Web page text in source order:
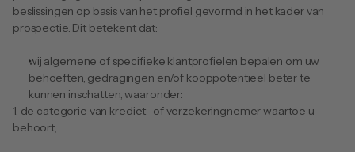
beslissingen op basis van het profiel gevormd in het kader van
prospectie. Dit betekent dat:
wij algemene of specifieke klantprofielen bepalen om uw
behoeften, gedragingen en/of kooppotentieel beter te
kunnen inschatten, waaronder:
1. de categorie van krediet- of verzekeringnemer waartoe u
behoort;